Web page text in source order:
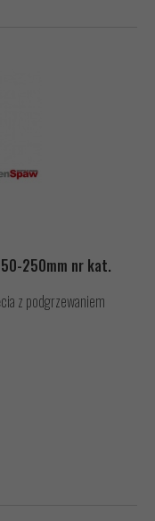
250mm nr kat.
z podgrzewaniem